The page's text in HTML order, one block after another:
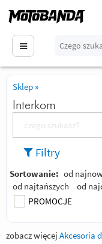
Sklep »
Interkom
Filtry
Sortowanie: od
od najtańszych
od
PROMOCJE
zobacz więcej Akcesoria